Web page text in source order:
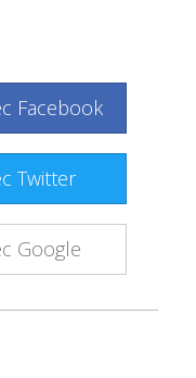
Facebook
Twitter
Google